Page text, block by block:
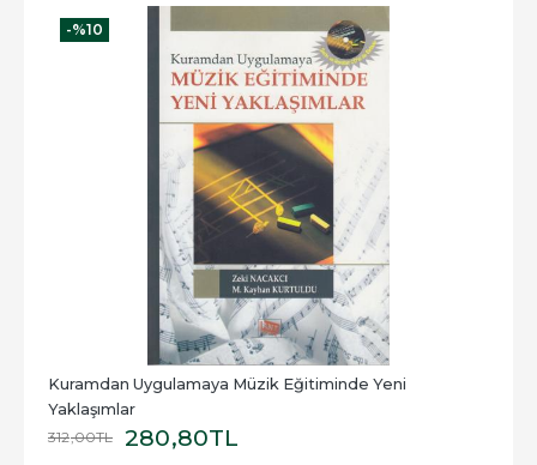
-%10
Kuramdan Uygulamaya Müzik Eğitiminde Yeni
Yaklaşımlar
312,00TL 280,80TL